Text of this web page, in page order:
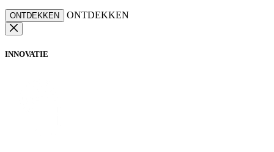
ONTDEKKEN ONTDEKKEN
INNOVATIE